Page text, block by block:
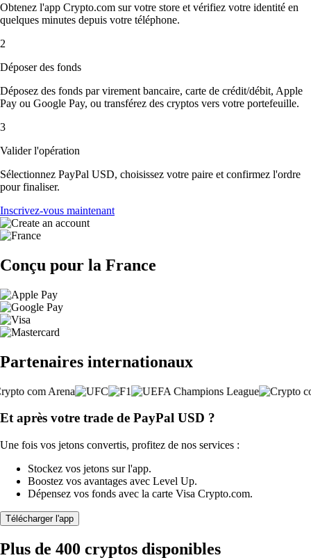
Obtenez l'app Crypto.com sur votre store et vérifiez votre identité en
quelques minutes depuis votre téléphone.
2
Déposer des fonds
Déposez des fonds par virement bancaire, carte de crédit/débit, Apple
Pay ou Google Pay, ou transférez des cryptos vers votre portefeuille.
3
Valider l'opération
Sélectionnez PayPal USD, choisissez votre paire et confirmez l'ordre
pour finaliser.
Inscrivez-vous maintenant
Conçu pour la France
Partenaires internationaux
Et après votre trade de PayPal USD ?
Une fois vos jetons convertis, profitez de nos services :
Stockez vos jetons sur l'app.
Boostez vos avantages avec Level Up.
Dépensez vos fonds avec la carte Visa Crypto.com.
Télécharger l'app
Plus de 400 cryptos disponibles